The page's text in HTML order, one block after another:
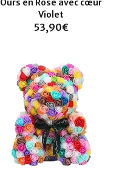
Ours en Rose avec cœur
Violet
53,90€